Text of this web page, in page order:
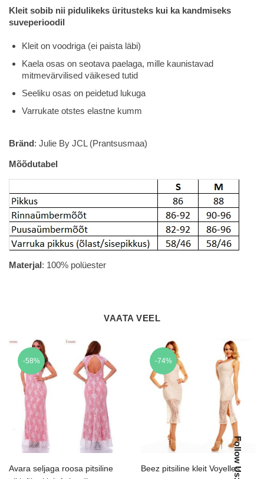
Kleit sobib nii pidulikeks üritusteks kui ka kandmiseks
suveperioodil
Kleit on voodriga (ei paista läbi)
Kaela osas on seotava paelaga, mille kaunistavad
mitmevärvilised väikesed tutid
Seeliku osas on peidetud lukuga
Varrukate otstes elastne kumm
Bränd: Julie By JCL (Prantsusmaa)
Mõõdutabel
Materjal: 100% polüester
VAATA VEEL
-58%
Avara seljaga roosa pitsiline
-74%
Beez pitsiline kleit Voyelles
Follow Us: